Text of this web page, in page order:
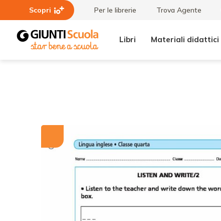
Scopri Per le librerie Trova Agente
Libri Materiali didattici